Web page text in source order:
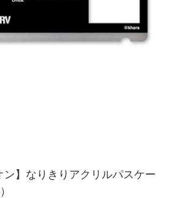
ン】なりきりアクリルパスケー